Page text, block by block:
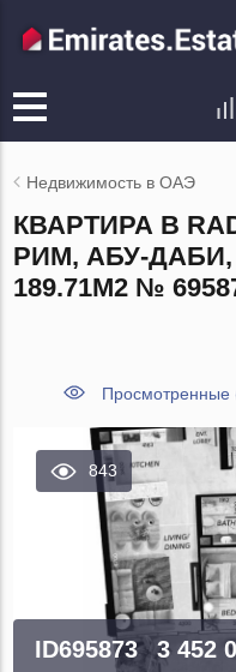
Недвижимость в ОАЭ
КВАРТИРА В
РИМ, АБУ-
189.71М2 №
Просмотренные
843
ID695873 3 452